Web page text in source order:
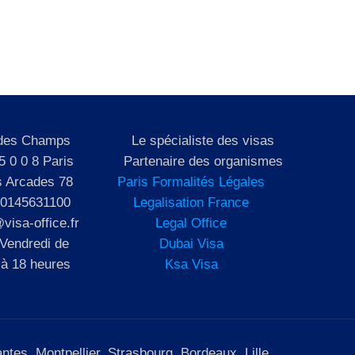
Champs
0 0 8 Paris
Arcades 78
office.fr
de
18 heures
Le spécialiste des visas
Partenaire des organismes
Paris Formalités Légales
Legalisation France
Legal Office
Dubai Visa
Ksa Visa